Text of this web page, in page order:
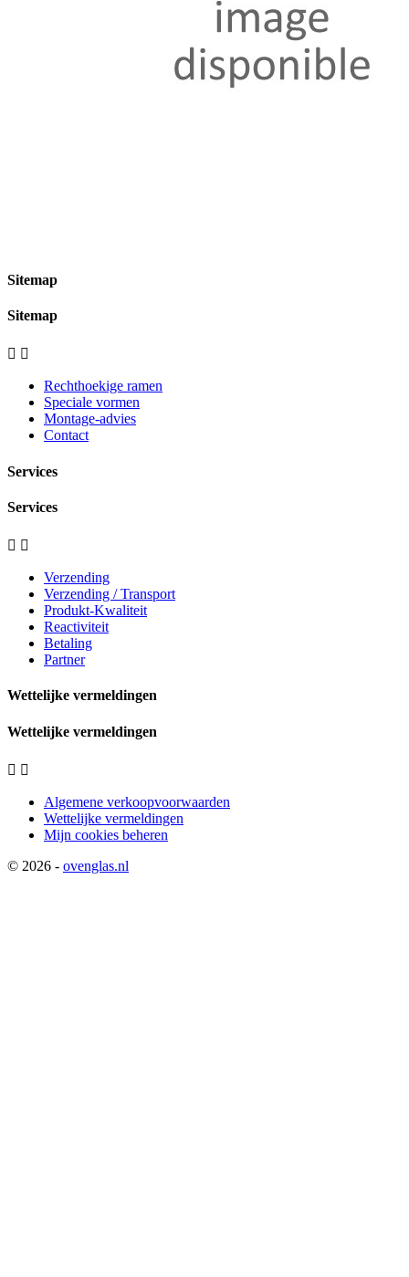
Sitemap
Sitemap
 
Rechthoekige ramen
Speciale vormen
Montage-advies
Contact
Services
Services
 
Verzending
Verzending / Transport
Produkt-Kwaliteit
Reactiviteit
Betaling
Partner
Wettelijke vermeldingen
Wettelijke vermeldingen
 
Algemene verkoopvoorwaarden
Wettelijke vermeldingen
Mijn cookies beheren
© 2026 - ovenglas.nl